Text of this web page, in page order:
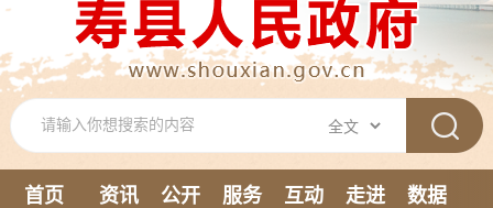
首页 资讯 公开 服务 互动 走进
数据